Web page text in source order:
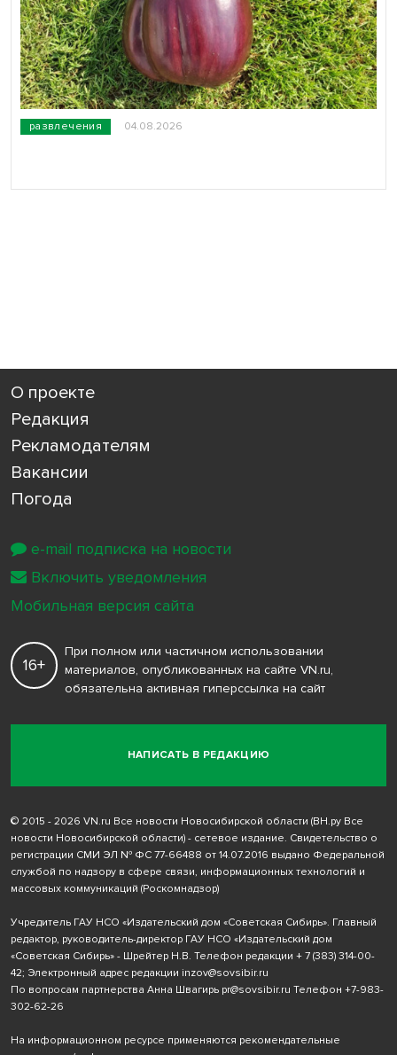
развлечения 04.08.2026
О проекте
Редакция
Рекламодателям
Вакансии
Погода
НАПИСАТЬ В РЕДАКЦИЮ
16+
При полном или частичном использовании
материалов, опубликованных на сайте VN.ru,
обязательна активная гиперссылка на сайт
© 2015 - 2026 VN.ru Все новости Новосибирской области (ВН.ру Все
новости Новосибирской области) - сетевое издание. Свидетельство о
регистрации СМИ ЭЛ № ФС 77-66488 от 14.07.2016 выдано Федеральной
службой по надзору в сфере связи, информационных технологий и
массовых коммуникаций (Роскомнадзор)
Учредитель ГАУ НСО «Издательский дом «Советская Сибирь». Главный
редактор, руководитель-директор ГАУ НСО «Издательский дом
«Советская Сибирь» - Шрейтер Н.В. Телефон редакции + 7 (383) 314-00-
42; Электронный адрес редакции inzov@sovsibir.ru
По вопросам партнерства Анна Швагирь pr@sovsibir.ru Телефон +7-983-
302-62-26
На информационном ресурсе применяются рекомендательные
e-mail подписка на новости
Включить уведомления
Мобильная версия сайта